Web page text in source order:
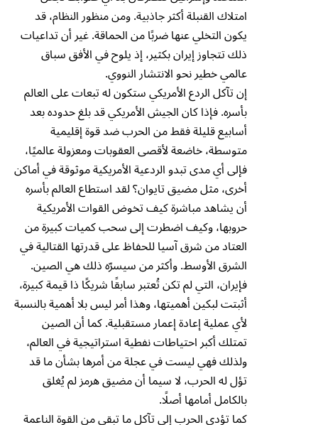
امتلاك القنبلة أكثر جاذبية. ومن منظور النظام، قد
يكون التخلي عنها ضربًا من الحماقة. غير أن تداعيات
ذلك تتجاوز إيران بكثير، إذ يلوح في الأفق سباق
عالمي خطير نحو الانتشار النووي.
إن تآكل الردع الأمريكي ستكون له تبعات على العالم
بأسره. فإذا كان الجيش الأمريكي قد بلغ حدوده بعد
أسابيع قليلة فقط من الحرب ضد قوة إقليمية
متوسطة، خاضعة لأقصى العقوبات ومعزولة عالميًا،
فإلى أي مدى تبدو الردعية الأمريكية موثوقة في أماكن
أخرى، مثل مضيق تايوان؟ لقد استطاع العالم بأسره
أن يشاهد مباشرة كيف تخوض القوات الأمريكية
حروبها، وكيف اضطرت إلى سحب كميات كبيرة من
العتاد من شرق آسيا للحفاظ على قدرتها القتالية في
الشرق الأوسط. وأكثر من سيسرّه ذلك هي الصين.
فإيران، التي لم تكن تُعتبر سابقًا شريكًا ذا قيمة كبيرة،
أثبتت لبكين أهميتها، وهذا أمر ليس بلا أهمية بالنسبة
لأي عملية إعادة إعمار مستقبلية. كما أن الصين
تمتلك أكبر احتياطات نفطية استراتيجية في العالم،
ولذلك فهي ليست في عجلة من أمرها بشأن ما قد
تؤل له الحرب، لا سيما أن مضيق هرمز لم يُغلق
بالكامل أمامها أصلًا.
كما تؤدي الحرب إلى تآكل ما تبقى من القوة الناعمة